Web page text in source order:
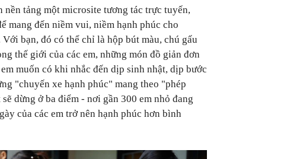
nền tảng một microsite tương tác trực tuyến,
mang đến niềm vui, niềm hạnh phúc cho
bạn, đó có thể chỉ là hộp bút màu, chú gấu
thế giới của các em, những món đồ giản đơn
muốn có khi nhắc đến dịp sinh nhật, dịp bước
"chuyến xe hạnh phúc" mang theo "phép
dừng ở ba điểm - nơi gần 300 em nhỏ đang
của các em trở nên hạnh phúc hơn bình